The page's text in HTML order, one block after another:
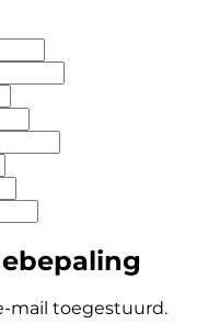
mail toegestuurd.